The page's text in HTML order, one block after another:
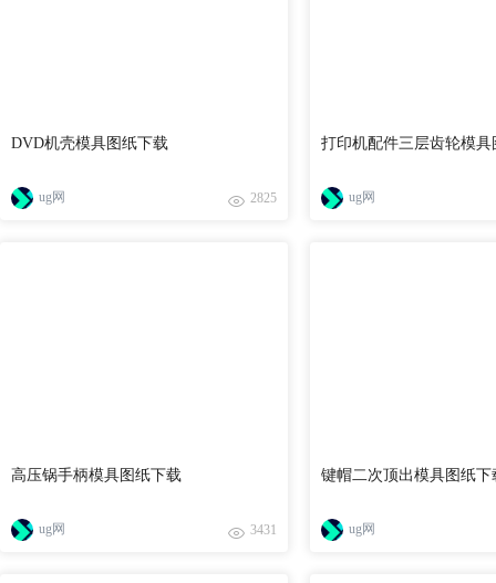
DVD机壳模具图纸下载
ug网 2825
打印机配件三层齿轮模具
ug网
高压锅手柄模具图纸下载
ug网 3431
键帽二次顶出模具图纸下
ug网